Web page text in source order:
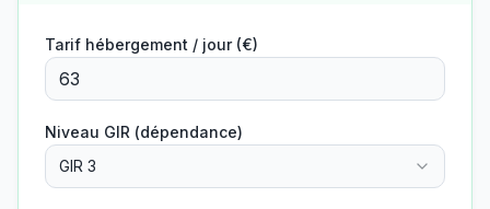
Tarif hébergement / jour (€)
Niveau GIR (dépendance)
GIR 3